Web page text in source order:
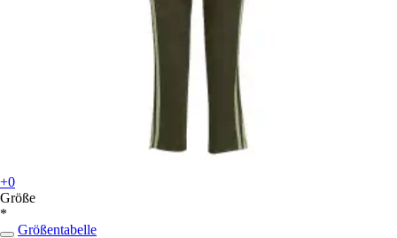
+0
Größe
*
Größentabelle